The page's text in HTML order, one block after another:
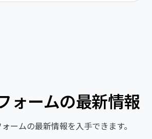
ォームの最新情報
ームの最新情報を入手できます。